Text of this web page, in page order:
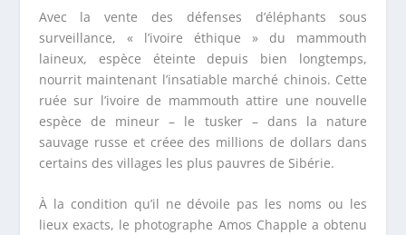
Avec la vente des défenses d’éléphants sous
surveillance, « l’ivoire éthique » du mammouth
laineux, espèce éteinte depuis bien longtemps,
nourrit maintenant l’insatiable marché chinois. Cette
ruée sur l’ivoire de mammouth attire une nouvelle
espèce de mineur – le tusker – dans la nature
sauvage russe et créee des millions de dollars dans
certains des villages les plus pauvres de Sibérie.
À la condition qu’il ne dévoile pas les noms ou les
lieux exacts, le photographe Amos Chapple a obtenu